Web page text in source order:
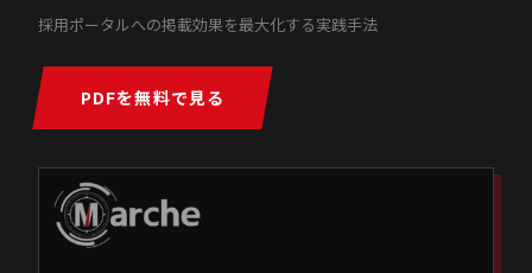
採用ポータルへの掲載効果を最大化する実践手法
PDFを無料で見る